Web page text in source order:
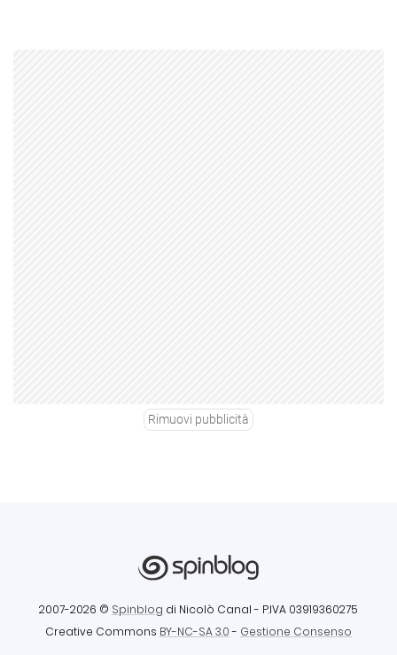
Rimuovi pubblicità
2007-2026 © Spinblog di Nicolò Canal - P.IVA 03919360275
Creative Commons BY-NC-SA 3.0- Gestione Consenso